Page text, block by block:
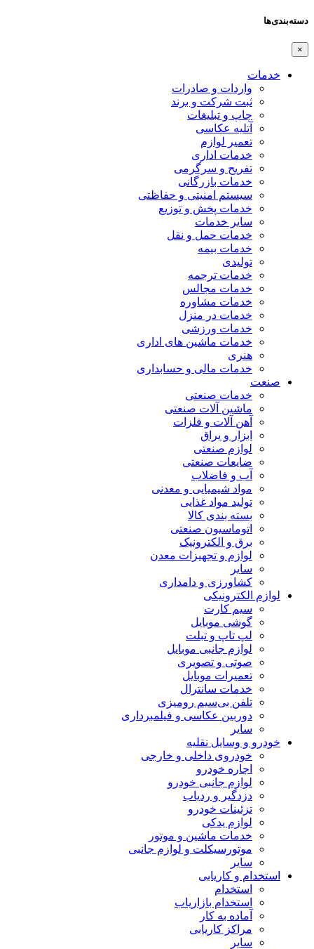
دسته‌بندی‌ها
×
خدمات
واردات و صادرات
ثبت شرکت و برند
چاپ و تبلیغات
آتلیه عکاسی
تعمیر لوازم
خدمات اداری
تفریح و سرگرمی
خدمات بازرگانی
سیستم امنیتی و حفاظتی
خدمات پخش و توزیع
سایر خدمات
خدمات حمل و نقل
خدمات بیمه
تولیدی
خدمات ترجمه
خدمات مجالس
خدمات مشاوره
خدمات در منزل
خدمات ورزشی
خدمات ماشین های اداری
هنری
خدمات مالی و حسابداری
صنعت
خدمات صنعتی
ماشین آلات صنعتی
آهن آلات و فلزات
ابزار و یراق
لوازم صنعتی
ضایعات صنعتی
آب و فاضلاب
مواد شیمیایی و معدنی
تولید مواد غذایی
بسته بندی کالا
اتوماسیون صنعتی
برق و الکترونیک
لوازم و تجهیزات معدن
سایر
کشاورزی و دامداری
لوازم الکترونیکی
سیم کارت
گوشی موبایل
لپ تاپ و تبلت
لوازم جانبی موبایل
صوتی و تصویری
تعمیرات موبایل
خدمات سانترال
تلفن بی‌سیم رومیزی
دوربین عکاسی و فیلمبرداری
سایر
خودرو و وسایل نقلیه
خودروی داخلی و خارجی
اجاره خودرو
لوازم جانبی خودرو
دزدگیر و ردیاب
تزئینات خودرو
لوازم یدکی
خدمات ماشین و موتور
موتورسیکلت و لوازم جانبی
سایر
استخدام و کاریابی
استخدام
استخدام بازاریاب
آماده به کار
مراکز کاریابی
سایر